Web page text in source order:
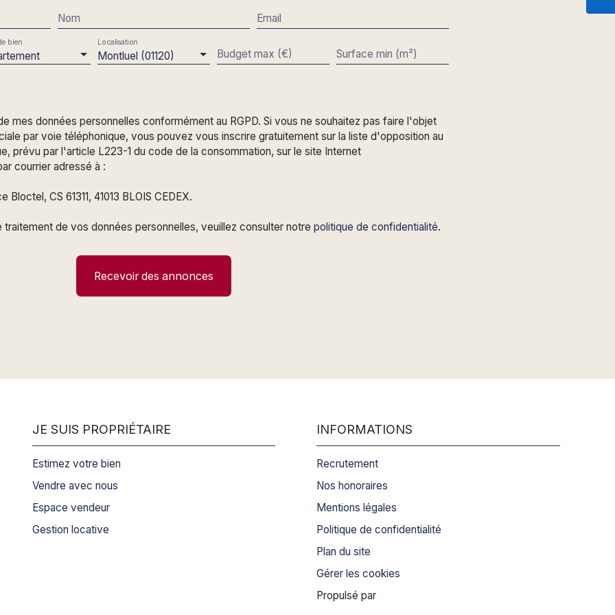
Idéal premier achat
logement ou un
une opportunité
ce bien, consultez le
demande
Sébastien Couvelaire,
au RSAC de
D’OFFRES A
ligne sur la
Paris). Le prix
de première
charge vendeur, et
par paliers
de l’appel
proposition en ligne
Nom Email
bien
Montluel (01120)
Localisation
Budget max (€) Surface min (m²)
mes données personnelles conformément au RGPD. Si vous ne souhaitez pas faire l'objet
par voie téléphonique, vous pouvez vous inscrire gratuitement sur la liste d'opposition au
prévu par l'article L223-1 du code de la consommation, sur le site Internet
courrier adressé à :
CS 61311, 41013 BLOIS CEDEX.
traitement de vos données personnelles, veuillez consulter notre politique de confidentialité.
Recevoir des annonces
JE SUIS PROPRIÉTAIRE
Estimez votre bien
Vendre avec nous
Espace vendeur
Gestion locative
INFORMATIONS
Recrutement
Nos honoraires
Mentions légales
Politique de confidentialité
Plan du site
Gérer les cookies
Propulsé par